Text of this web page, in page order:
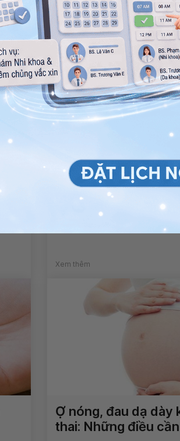
Cách giảm nồng độ
trong máu
Xem thêm
Ợ nóng, đau dạ dày
thai: Những điều